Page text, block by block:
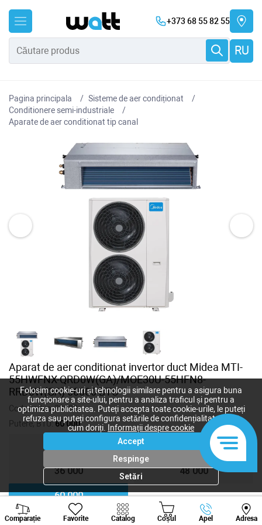
+373 68 55 82 55
RU
Pagina principala
Sisteme de aer condiționat
Conditionere semi-industriale
Aparate de aer conditionat tip canal
Aparat de aer conditionat invertor duct Midea MTI-
55HWFNX-QRD0W(GA)/MOE30U-55HFN8-
RRD0W(GA) 60000 BTU
Cod produs:28109
Putere, BTU:60 000
36 000 48 000
60 000
Comparație Favorite Catalog Coșul Apel Adresa
Viber Whatsapp
Folosim cookie-uri și tehnologii similare pentru a asigura buna
funcționare a site-ului, pentru a analiza traficul și pentru a
optimiza publicitatea. Puteți accepta toate cookie-urile, le puteți
refuza sau puteți configura setările de confidențialitate după
cum doriți.
Informații despre cookie
Accept
Respinge
Setări